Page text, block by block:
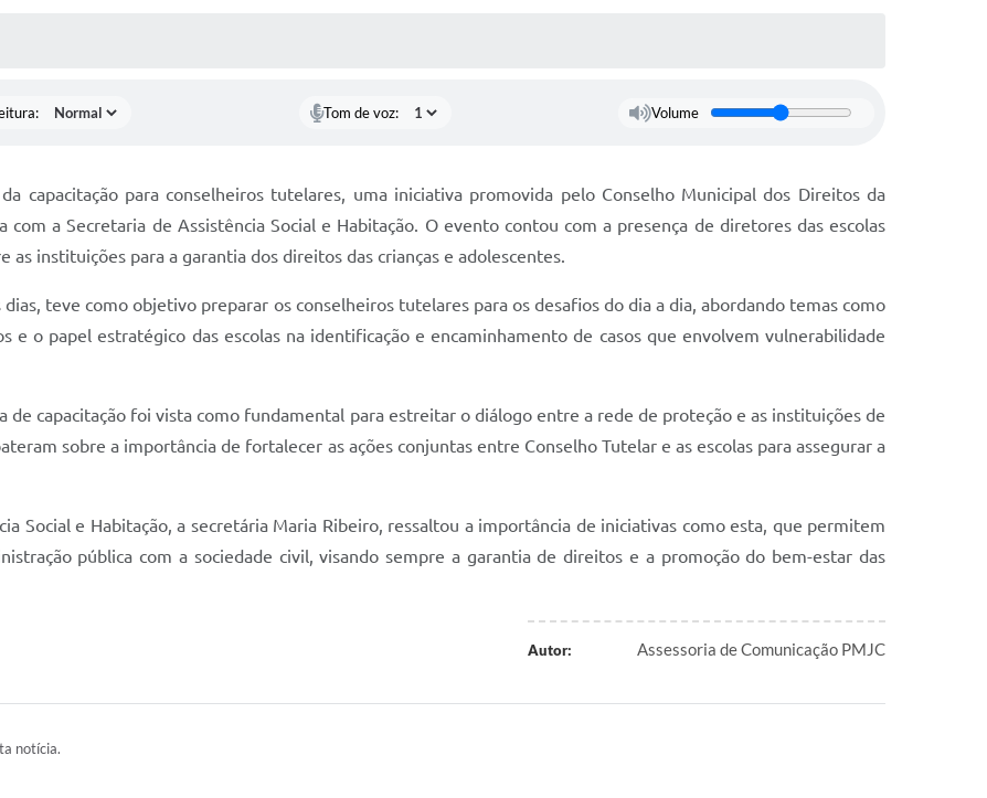
MÍDIAS
Tom de voz: Volume
capacitação para conselheiros tutelares, uma iniciativa promovida pelo Conselho Municipal dos Direitos da
com a Secretaria de Assistência Social e Habitação. O evento contou com a presença de diretores das escolas
instituições para a garantia dos direitos das crianças e adolescentes.
teve como objetivo preparar os conselheiros tutelares para os desafios do dia a dia, abordando temas como
e o papel estratégico das escolas na identificação e encaminhamento de casos que envolvem vulnerabilidade
de capacitação foi vista como fundamental para estreitar o diálogo entre a rede de proteção e as instituições de
sobre a importância de fortalecer as ações conjuntas entre Conselho Tutelar e as escolas para assegurar a
Social e Habitação, a secretária Maria Ribeiro, ressaltou a importância de iniciativas como esta, que permitem
pública com a sociedade civil, visando sempre a garantia de direitos e a promoção do bem-estar das
Autor: Assessoria de Comunicação PMJC
notícia.